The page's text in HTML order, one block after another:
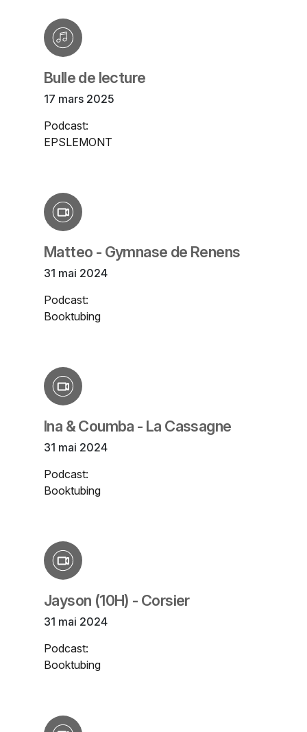
Bulle de lecture
17 mars 2025
Podcast:
EPSLEMONT
Matteo - Gymnase de Renens
31 mai 2024
Podcast:
Booktubing
Ina & Coumba - La Cassagne
31 mai 2024
Podcast:
Booktubing
Jayson (10H) - Corsier
31 mai 2024
Podcast:
Booktubing